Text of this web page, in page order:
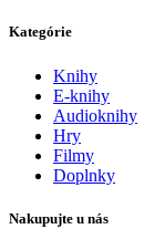
Kategórie
Knihy
E-knihy
Audioknihy
Hry
Filmy
Doplnky
Nakupujte u nás